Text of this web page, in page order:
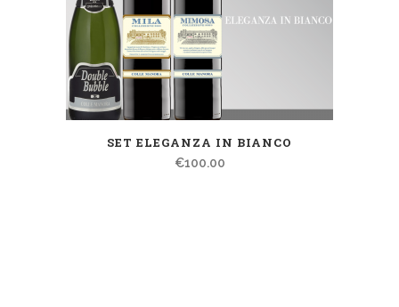
SET ELEGANZA IN BIANCO
€100.00